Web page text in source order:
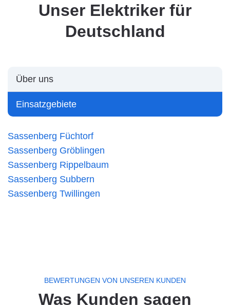
Unser Elektriker für
Deutschland
Über uns
Einsatzgebiete
Sassenberg Füchtorf
Sassenberg Gröblingen
Sassenberg Rippelbaum
Sassenberg Subbern
Sassenberg Twillingen
BEWERTUNGEN VON UNSEREN KUNDEN
Was Kunden sagen